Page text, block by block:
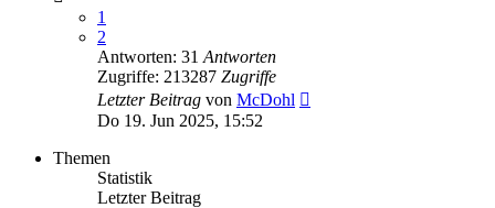
1
2
Antworten: 31 Antworten
Zugriffe: 213287 Zugriffe
Letzter Beitrag von McDohl
Do 19. Jun 2025, 15:52
Themen
Statistik
Letzter Beitrag